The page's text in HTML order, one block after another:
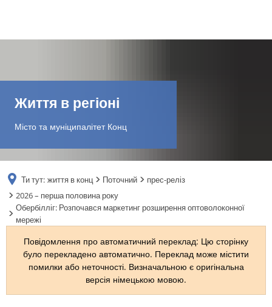
TR
UK
RU
Життя в регіоні
Місто та муніципалітет Конц
Ти тут: життя в конц Поточний
прес-реліз
2026 – перша половина року
Обербілліг: Розпочався маркетинг розширення оптоволоконної
мережі
Повідомлення про автоматичний переклад: Цю сторінку
було перекладено автоматично. Переклад може містити
помилки або неточності. Визначальною є оригінальна
версія німецькою мовою.